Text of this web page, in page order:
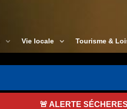
Vie locale Tourisme &
🚨 ALERTE